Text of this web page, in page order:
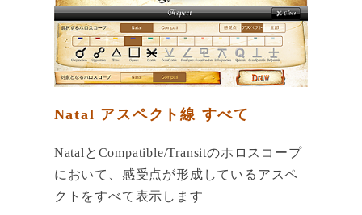
Natal アスペクト線 すべて
NatalとCompatible/Transitのホロスコープ
において、感受点が形成しているアスペ
クトをすべて表示します